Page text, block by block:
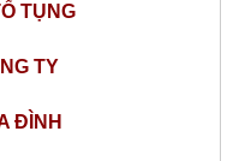
TỤNG
TY
ĐÌNH